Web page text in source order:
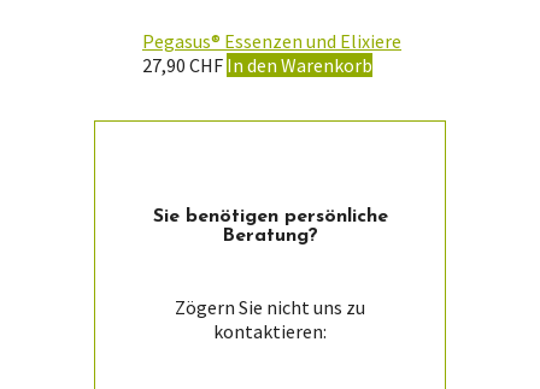
Pegasus® Essenzen und Elixiere
27,90 CHF In den Warenkorb
Sie ­benötigen persön­liche
Beratung?
Zögern Sie nicht uns zu
kontaktieren: